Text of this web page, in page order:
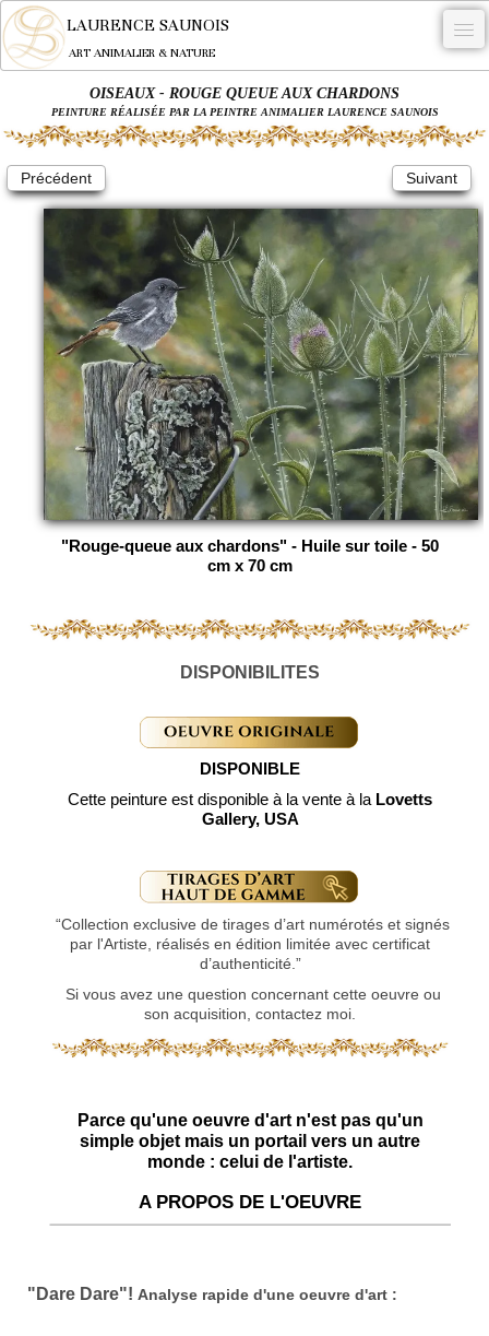
LAURENCE SAUNOIS
ART ANIMALIER & NATURE
NYMPHEUS LUMINANSIS.
OEUVRES
BECASSE
COMMANDE
L'ARTISTE.
NEWS
CONTACT
Français
0
OISEAUX - ROUGE QUEUE AUX CHARDONS
PEINTURE RÉALISÉE PAR LA PEINTRE ANIMALIER LAURENCE SAUNOIS
Précédent Suivant
"Rouge-queue aux chardons" - Huile sur toile - 50
cm x 70 cm
DISPONIBILITES
DISPONIBLE
Cette peinture est disponible à la vente à la Lovetts
Gallery, USA
“Collection exclusive de tirages d’art numérotés et signés
par l'Artiste, réalisés en édition limitée avec certificat
d’authenticité.”
Si vous avez une question concernant cette oeuvre ou
son acquisition, contactez moi.
Parce qu'une oeuvre d'art n'est pas qu'un
simple objet mais un portail vers un autre
monde : celui de l'artiste.
A PROPOS DE L'OEUVRE
"Dare Dare"! Analyse rapide d'une oeuvre d'art :